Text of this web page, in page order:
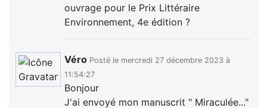
ouvrage pour le Prix Littéraire
Environnement, 4e édition ?
Véro Posté le mercredi 27 décembre 2023 à
11:54:27
Bonjour
J'ai envoyé mon manuscrit " Miraculée..."